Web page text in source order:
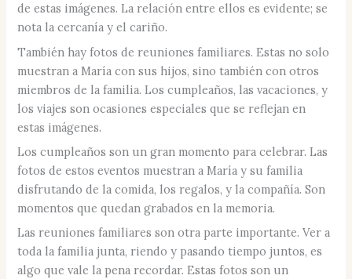
de estas imágenes. La relación entre ellos es evidente; se
nota la cercanía y el cariño.
También hay fotos de reuniones familiares. Estas no solo
muestran a María con sus hijos, sino también con otros
miembros de la familia. Los cumpleaños, las vacaciones, y
los viajes son ocasiones especiales que se reflejan en
estas imágenes.
Los cumpleaños son un gran momento para celebrar. Las
fotos de estos eventos muestran a María y su familia
disfrutando de la comida, los regalos, y la compañía. Son
momentos que quedan grabados en la memoria.
Las reuniones familiares son otra parte importante. Ver a
toda la familia junta, riendo y pasando tiempo juntos, es
algo que vale la pena recordar. Estas fotos son un